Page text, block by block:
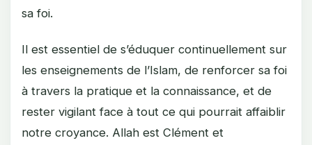
sa foi.
Il est essentiel de s’éduquer continuellement sur
les enseignements de l’Islam, de renforcer sa foi
à travers la pratique et la connaissance, et de
rester vigilant face à tout ce qui pourrait affaiblir
notre croyance. Allah est Clément et